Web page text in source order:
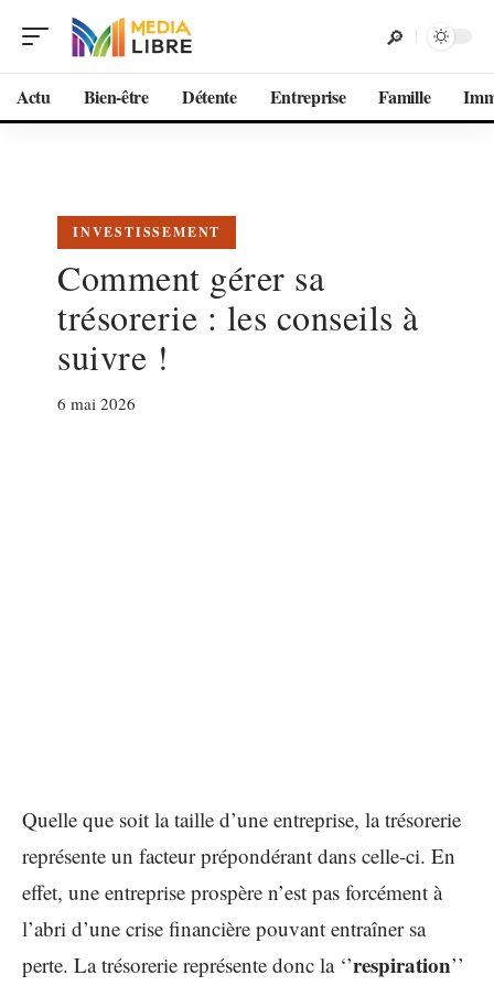
Actu Bien-être Détente Entreprise Famille
INVESTISSEMENT
Comment gérer sa
trésorerie : les conseils à
suivre !
6 mai 2026
Quelle que soit la taille d’une entreprise, la trésorerie
représente un facteur prépondérant dans celle-ci. En
effet, une entreprise prospère n’est pas forcément à
l’abri d’une crise financière pouvant entraîner sa
perte. La trésorerie représente donc la ‘’respiration’’